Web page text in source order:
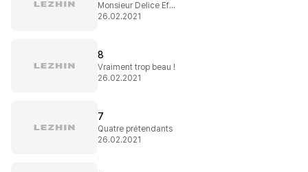
Monsieur Delice Efran
26.02.2021
8
Vraiment trop beau !
26.02.2021
7
Quatre prétendants
26.02.2021